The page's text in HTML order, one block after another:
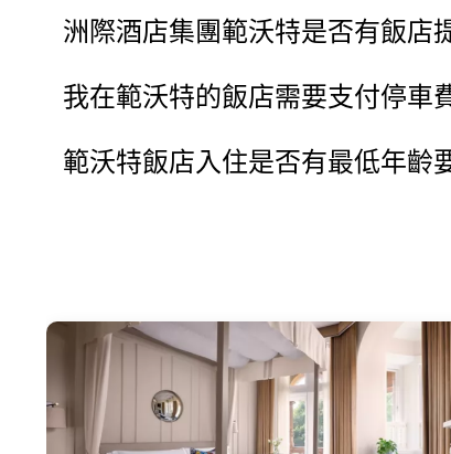
洲際酒店集團範沃特是否有飯店
我在範沃特的飯店需要支付停車
範沃特飯店入住是否有最低年齡